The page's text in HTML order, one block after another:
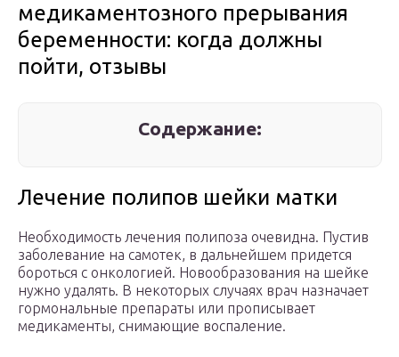
медикаментозного прерывания
беременности: когда должны
пойти, отзывы
Содержание:
Лечение полипов шейки матки
Необходимость лечения полипоза очевидна. Пустив
заболевание на самотек, в дальнейшем придется
бороться с онкологией. Новообразования на шейке
нужно удалять. В некоторых случаях врач назначает
гормональные препараты или прописывает
медикаменты, снимающие воспаление.